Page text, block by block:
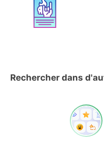
Rechercher dans